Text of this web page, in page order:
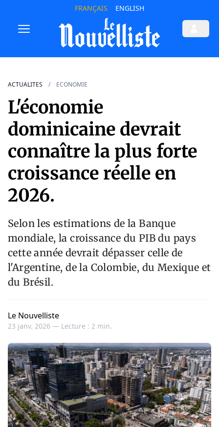
FRANÇAIS ENGLISH
ACTUALITES ECONOMIE
L'économie
dominicaine devrait
connaître la plus forte
croissance réelle en
2026.
Selon les estimations de la Banque
mondiale, la croissance du PIB du pays
cette année devrait dépasser celle de
l'Argentine, de la Colombie, du Mexique et
du Brésil.
Le Nouvelliste
23 janv. 2026 — Lecture : 2 min.